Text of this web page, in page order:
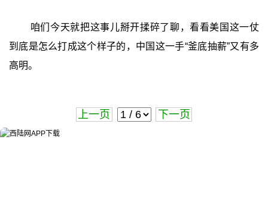
咱们今天就把这事儿掰开揉碎了聊，看看美国这一仗
到底是怎么打成这个样子的，中国这一手“釜底抽薪”又有多
高明。
上一页 下一页